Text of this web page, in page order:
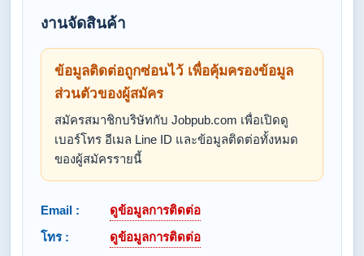
งานจัดสินค้า
ข้อมูลติดต่อถูกซ่อนไว้ เพื่อคุ้มครองข้อมูล
ส่วนตัวของผู้สมัคร
สมัครสมาชิกบริษัทกับ Jobpub.com เพื่อเปิดดู
เบอร์โทร อีเมล Line ID และข้อมูลติดต่อทั้งหมด
ของผู้สมัครรายนี้
Email :
ดูข้อมูลการติดต่อ
โทร :
ดูข้อมูลการติดต่อ